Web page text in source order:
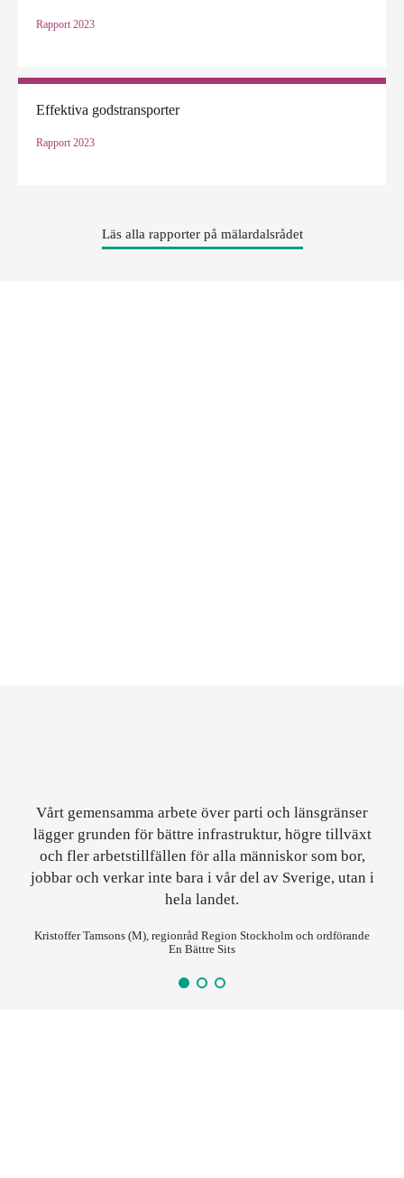
Rapport 2023
Effektiva godstransporter
Rapport 2023
Läs alla rapporter på mälardalsrådet
Vårt gemensamma arbete över parti och länsgränser
lägger grunden för bättre infrastruktur, högre tillväxt
och fler arbetstillfällen för alla människor som bor,
jobbar och verkar inte bara i vår del av Sverige, utan i
hela landet.
Kristoffer Tamsons (M), regionråd Region Stockholm och ordförande
En Bättre Sits